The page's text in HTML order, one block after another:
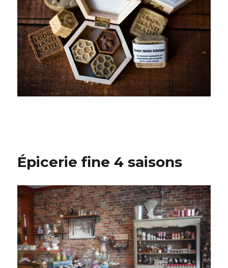
Épicerie fine 4 saisons